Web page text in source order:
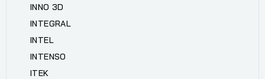
INNO 3D
INTEGRAL
INTEL
INTENSO
ITEK